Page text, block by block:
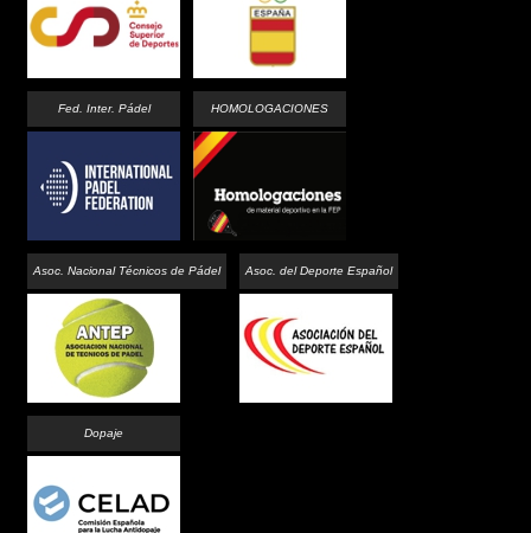
Fed. Inter. Pádel HOMOLOGACIONES
Asoc. Nacional Técnicos de Pádel Asoc. del Deporte Español
Dopaje